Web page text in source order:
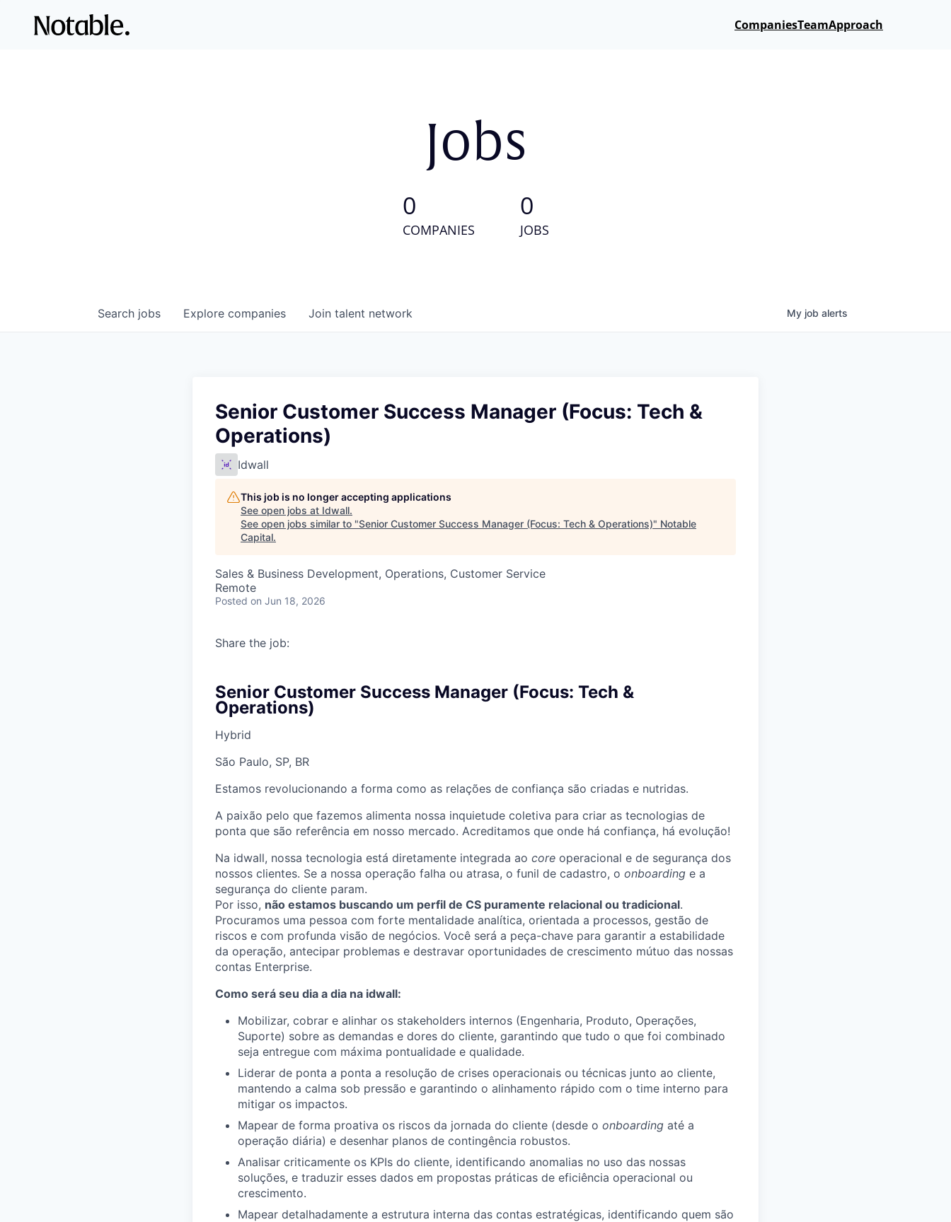
CompaniesTeamApproach
Jobs
0
COMPANIES
0
JOBS
Search jobs Explore companies Join talent network My job alerts
Senior Customer Success Manager (Focus: Tech &
Operations)
Idwall
This job is no longer accepting applications
See open jobs at Idwall.
See open jobs similar to "Senior Customer Success Manager (Focus: Tech & Operations)" Notable
Capital.
Sales & Business Development, Operations, Customer Service
Remote
Posted on Jun 18, 2026
Share the job:
Senior Customer Success Manager (Focus: Tech &
Operations)
Hybrid
São Paulo, SP, BR
Estamos revolucionando a forma como as relações de confiança são criadas e nutridas.
A paixão pelo que fazemos alimenta nossa inquietude coletiva para criar as tecnologias de
ponta que são referência em nosso mercado. Acreditamos que onde há confiança, há evolução!
Na idwall, nossa tecnologia está diretamente integrada ao core operacional e de segurança dos
nossos clientes. Se a nossa operação falha ou atrasa, o funil de cadastro, o onboarding e a
segurança do cliente param.
Por isso, não estamos buscando um perfil de CS puramente relacional ou tradicional.
Procuramos uma pessoa com forte mentalidade analítica, orientada a processos, gestão de
riscos e com profunda visão de negócios. Você será a peça-chave para garantir a estabilidade
da operação, antecipar problemas e destravar oportunidades de crescimento mútuo das nossas
contas Enterprise.
Como será seu dia a dia na idwall:
Mobilizar, cobrar e alinhar os stakeholders internos (Engenharia, Produto, Operações,
Suporte) sobre as demandas e dores do cliente, garantindo que tudo o que foi combinado
seja entregue com máxima pontualidade e qualidade.
Liderar de ponta a ponta a resolução de crises operacionais ou técnicas junto ao cliente,
mantendo a calma sob pressão e garantindo o alinhamento rápido com o time interno para
mitigar os impactos.
Mapear de forma proativa os riscos da jornada do cliente (desde o onboarding até a
operação diária) e desenhar planos de contingência robustos.
Analisar criticamente os KPIs do cliente, identificando anomalias no uso das nossas
soluções, e traduzir esses dados em propostas práticas de eficiência operacional ou
crescimento.
Mapear detalhadamente a estrutura interna das contas estratégicas, identificando quem são